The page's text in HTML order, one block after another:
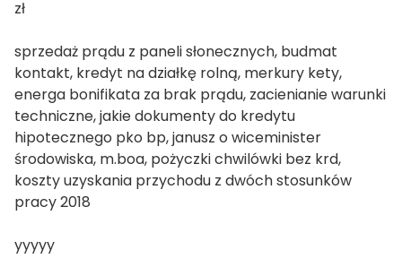
zł
sprzedaż prądu z paneli słonecznych, budmat
kontakt, kredyt na działkę rolną, merkury kety,
energa bonifikata za brak prądu, zacienianie warunki
techniczne, jakie dokumenty do kredytu
hipotecznego pko bp, janusz o wiceminister
środowiska, m.boa, pożyczki chwilówki bez krd,
koszty uzyskania przychodu z dwóch stosunków
pracy 2018
yyyyy